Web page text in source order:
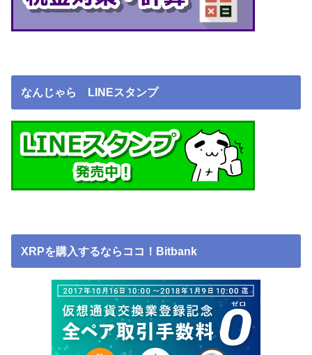
なんじゃら LINEスタンプ
XRPを購入するならココ！Bitbank